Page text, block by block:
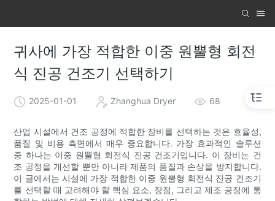
귀사에 가장 적합한 이중 원뿔형 회전
식 진공 건조기 선택하기
2025-01-01 Zhanghua Dryer 68
산업 시설에서 건조 공정에 적합한 장비를 선택하는 것은 효율성,
품질 및 비용 측면에서 매우 중요합니다. 가장 효과적인 솔루션
중 하나는 이중 원뿔형 회전식 진공 건조기입니다. 이 장비는 건
조 공정을 개선할 뿐만 아니라 제품의 품질과 손상을 방지합니다.
이 글에서는 시설에 가장 적합한 이중 원뿔형 회전식 진공 건조기
를 선택할 때 고려해야 할 핵심 요소, 장점, 그리고 제조 공정에 통